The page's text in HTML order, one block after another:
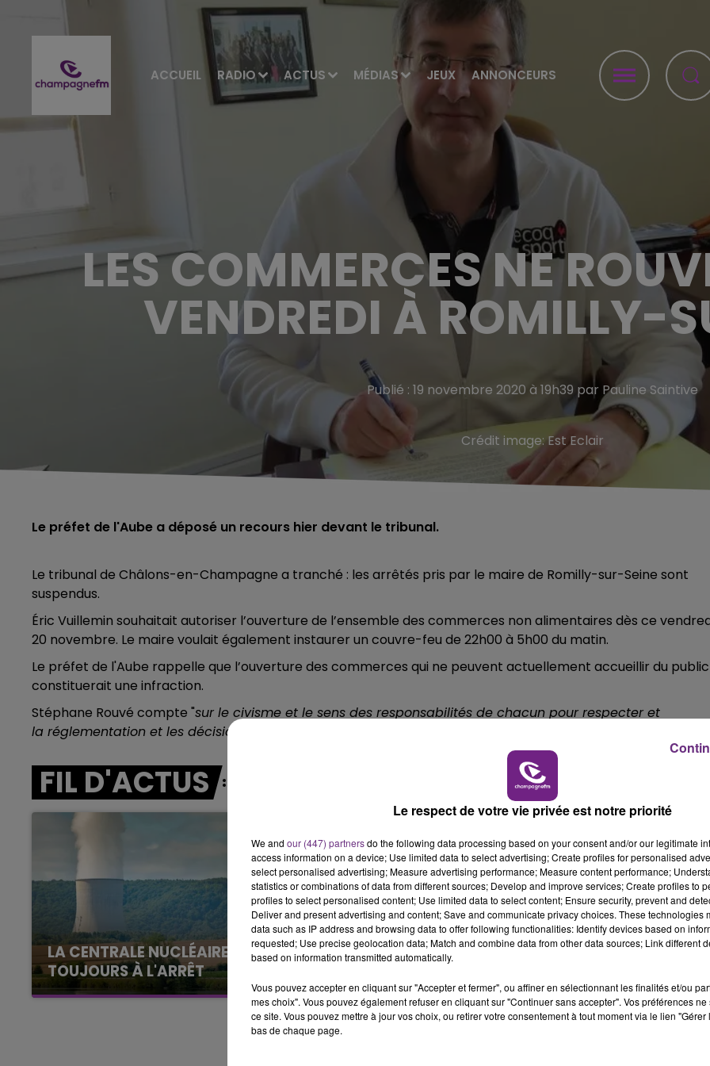
ACCUEIL RADIO ACTUS MÉDIAS JEUX ANNONCEURS
11h00 - 16h00
LE WEEK-END CHAMPAGNE FM
LES COMMERCES NE
VENDREDI À ROMILLY-
Publié : 19 novembre 2020 à 19h39 par Pauline Saintive
Crédit image: Est Eclair
Le préfet de l'Aube a déposé un recours hier devant le tribunal.
Le tribunal de Châlons-en-Champagne a tranché : les arrêtés pris par le maire de Romilly-sur-Seine sont
suspendus.
Éric Vuillemin souhaitait autoriser l’ouverture de l’ensemble des commerces non alimentaires dès ce
20 novembre. Le maire voulait également instaurer un couvre-feu de 22h00 à 5h00 du matin.
Le préfet de l'Aube rappelle que l’ouverture des commerces qui ne peuvent actuellement accueillir du public
constituerait une infraction.
Stéphane Rouvé compte "sur le civisme et le sens des responsabilités de chacun pour respecter et
la réglementation et les décisions de justic
FIL D'ACTUS
LA CENTRALE NUCLÉAIRE DE CHOOZ
TOUJOURS À L'ARRÊT
Cela fait déjà une semaine que la centrale
nucléaire ardennaise est à l'arrêt. Une situation
justifiée par la sécheresse intense qui est
LE MAGASIN JOUÉCLUB DE REIMS FERME
C'était l'une des institutions du centre-ville
rémois. Le magasin JouéClub est contraint de
Le respect de votre vie privée est notre priorité
We and our (447) partnersdo the following data processing based on your consent and/or our legitimate
access information on a device; Use limited data to select advertising; Create profiles for personalised
select personalised advertising; Measure advertising performance; Measure content performance;
statistics or combinations of data from different sources; Develop and improve services; Create profiles to
profiles to select personalised content; Use limited data to select content; Ensure security, prevent and
Deliver and present advertising and content; Save and communicate privacy choices. These technologies
data such as IP address and browsing data to offer following functionalities: Identify devices based on
requested; Use precise geolocation data; Match and combine data from other data sources; Link different
based on information transmitted automatically.
Vous pouvez accepter en cliquant sur "Accepter et fermer", ou affiner en sélectionnant les finalités et/ou
mes choix". Vous pouvez également refuser en cliquant sur "Continuer sans accepter". Vos préférences
ce site. Vous pouvez mettre à jour vos choix, ou retirer votre consentement à tout moment via le lien
bas de chaque page.